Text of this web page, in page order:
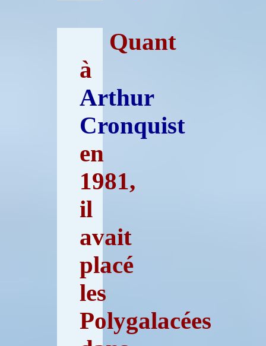
Quant
à
Arthur
Cronquist
en
1981,
il
avait
placé
les
Polygalacées